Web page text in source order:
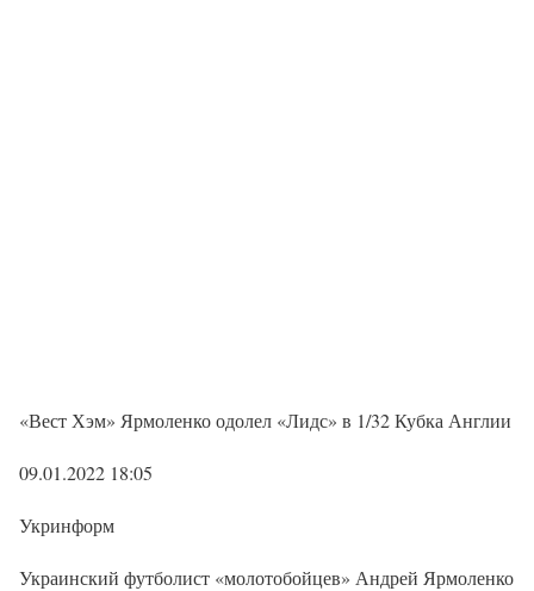
«Вест Хэм» Ярмоленко одолел «Лидс» в 1/32 Кубка Англии
09.01.2022 18:05
Укринформ
Украинский футболист «молотобойцев» Андрей Ярмоленко